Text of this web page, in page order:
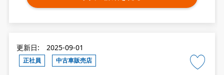
更新日: 2025-09-01
正社員 中古車販売店